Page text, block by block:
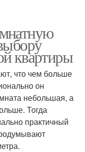
квартиры
что чем больше
он
небольшая, а
Тогда
практичный